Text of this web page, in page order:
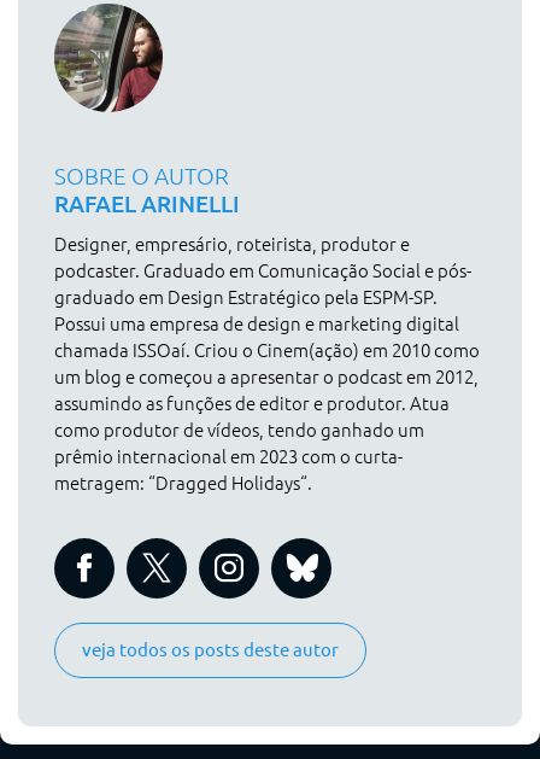
SOBRE O AUTOR
RAFAEL ARINELLI
Designer, empresário, roteirista, produtor e
podcaster. Graduado em Comunicação Social e pós-
graduado em Design Estratégico pela ESPM-SP.
Possui uma empresa de design e marketing digital
chamada ISSOaí. Criou o Cinem(ação) em 2010 como
um blog e começou a apresentar o podcast em 2012,
assumindo as funções de editor e produtor. Atua
como produtor de vídeos, tendo ganhado um
prêmio internacional em 2023 com o curta-
metragem: “Dragged Holidays“.
veja todos os posts deste autor